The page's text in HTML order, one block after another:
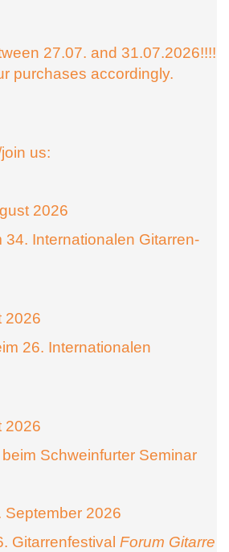
27.07. and 31.07.2026!!!!
purchases accordingly.
us:
2026
34. Internationalen Gitarren-
2026
26. Internationalen
2026
Schweinfurter Seminar
September 2026
Gitarrenfestival Forum Gitarre